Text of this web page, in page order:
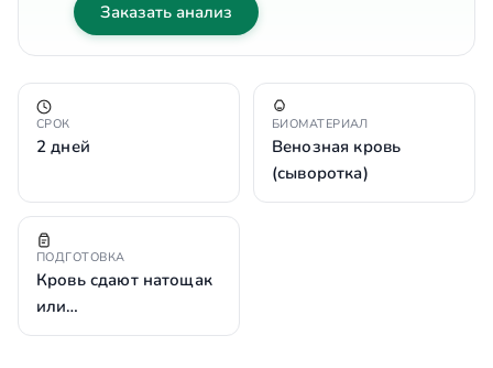
Заказать анализ
СРОК
2 дней
БИОМАТЕРИАЛ
Венозная кровь
(сыворотка)
ПОДГОТОВКА
Кровь сдают натощак
или…